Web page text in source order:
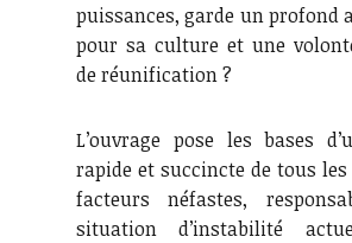
puissances, garde un profond
pour sa culture et une
de réunification ?
L’ouvrage pose les bases
rapide et succincte de tous
facteurs néfastes,
situation d’instabilité